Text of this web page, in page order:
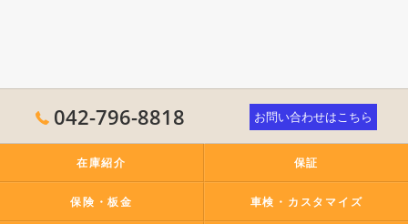
042-796-8818 お問い合わせはこちら
在庫紹介 保証
保険・板金 車検・カスタマイズ